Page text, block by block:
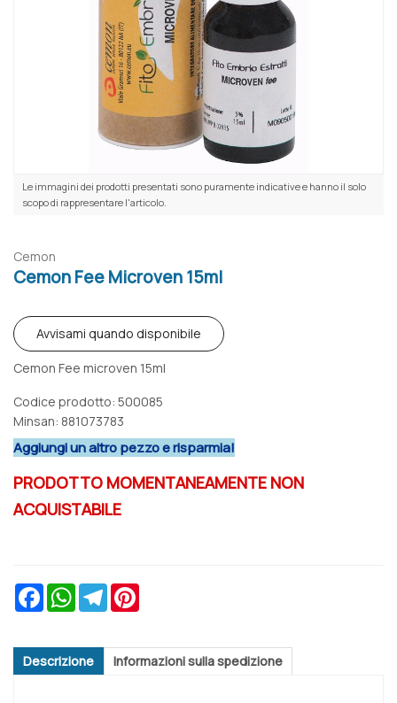
Le immagini dei prodotti presentati sono puramente indicative e hanno il solo
scopo di rappresentare l'articolo.
Cemon
Cemon Fee Microven 15ml
Avvisami quando disponibile
Cemon Fee microven 15ml
Codice prodotto: 500085
Minsan: 881073783
Aggiungi un altro pezzo e risparmia!
PRODOTTO MOMENTANEAMENTE NON
ACQUISTABILE
FacebookWhatsAppTelegram
Descrizione Informazioni sulla spedizione